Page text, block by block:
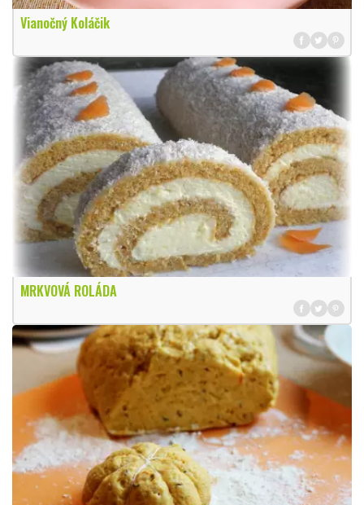
Vianočný Koláčik
MRKVOVÁ ROLÁDA